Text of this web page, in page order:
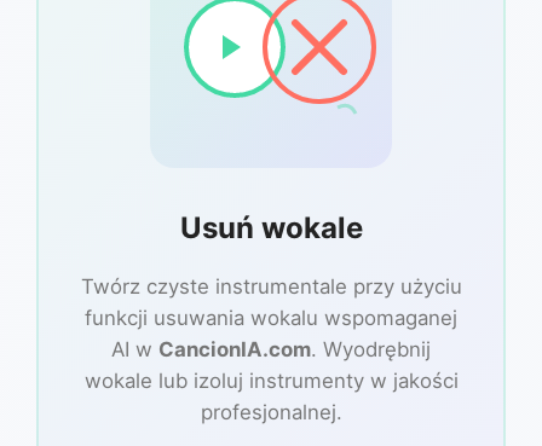
Usuń wokale
Twórz czyste instrumentale przy użyciu
funkcji usuwania wokalu wspomaganej
AI w CancionIA.com. Wyodrębnij
wokale lub izoluj instrumenty w jakości
profesjonalnej.